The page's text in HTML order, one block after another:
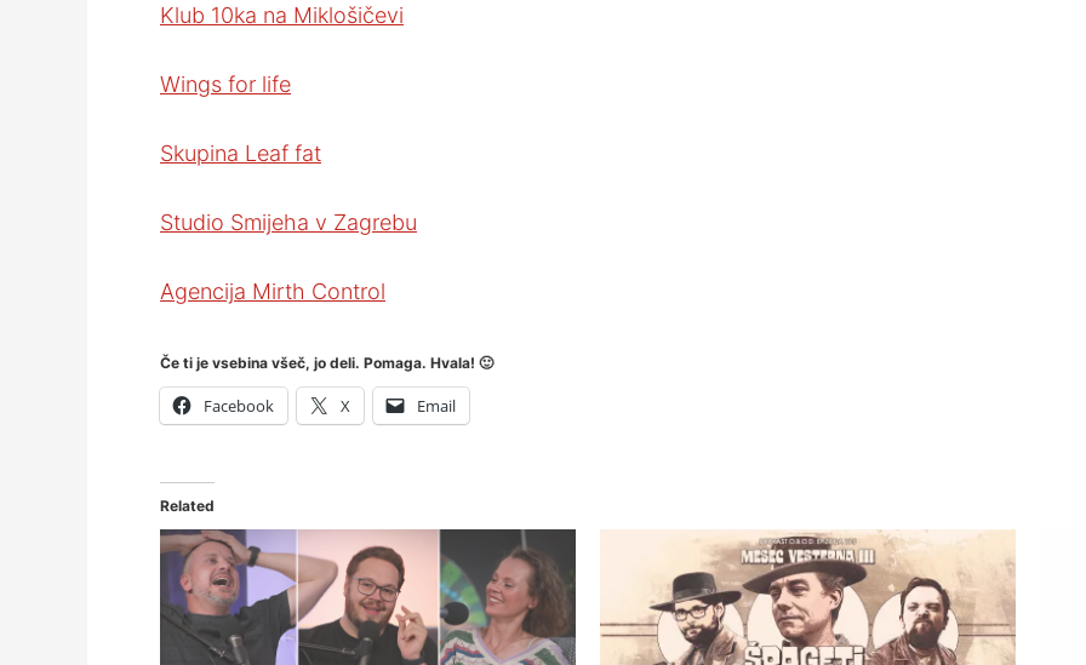
Klub 10ka na Miklošičevi
Wings for life
Skupina Leaf fat
Studio Smijeha v Zagrebu
Agencija Mirth Control
Če ti je vsebina všeč, jo deli. Pomaga. Hvala! 🙂
Facebook X Email
Related